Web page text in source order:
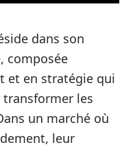
dans son
composée
et en stratégie qui
les
un marché où
leur